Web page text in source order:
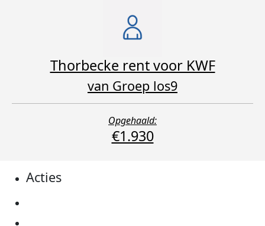
Thorbecke rent voor KWF
van Groep los9
Opgehaald:
€1.930
Acties